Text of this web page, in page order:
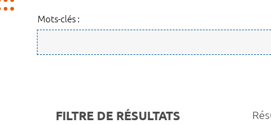
Mots-clés :
FILTRE DE RÉSULTATS